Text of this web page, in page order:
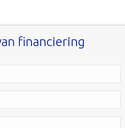
financiering